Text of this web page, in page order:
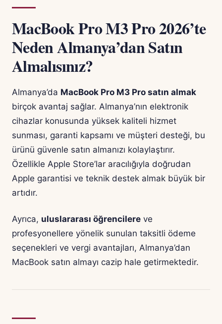
MacBook Pro M3 Pro 2026’te
Neden Almanya’dan Satın
Almalısınız?
Almanya’da MacBook Pro M3 Pro satın almak
birçok avantaj sağlar. Almanya’nın elektronik
cihazlar konusunda yüksek kaliteli hizmet
sunması, garanti kapsamı ve müşteri desteği, bu
ürünü güvenle satın almanızı kolaylaştırır.
Özellikle Apple Store’lar aracılığıyla doğrudan
Apple garantisi ve teknik destek almak büyük bir
artıdır.
Ayrıca, uluslararası öğrencilere ve
profesyonellere yönelik sunulan taksitli ödeme
seçenekleri ve vergi avantajları, Almanya’dan
MacBook satın almayı cazip hale getirmektedir.